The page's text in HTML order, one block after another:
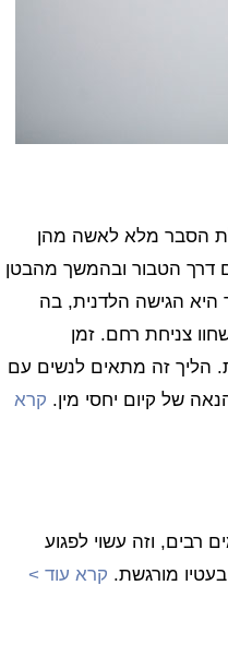
הסבר מלא לאשה מהן
דרך הטבור ובהמשך מהבטן
היא הגישה הלדנית, בה
צניחת רחם. זמן
הליך זה מתאים לנשים עם
של קיום יחסי מין. קרא
רבים, וזה עשוי לפגוע
מורגשת. קרא עוד >